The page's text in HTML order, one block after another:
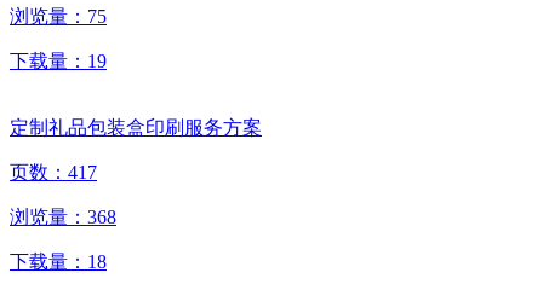
浏览量： 75
下载量： 19
定制礼品包装盒印刷服务方案
页数： 417
浏览量： 368
下载量： 18